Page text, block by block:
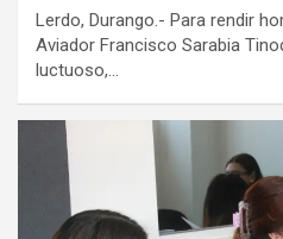
Lerdo, Durango.- Para rendir
Aviador Francisco Sarabia
luctuoso,…